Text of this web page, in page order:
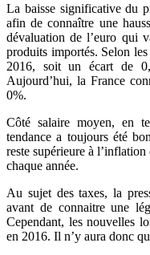
La baisse significative du
afin de connaître une
dévaluation de l’euro qui
produits importés. Selon
2016, soit un écart de
Aujourd’hui, la France
0%.
Côté salaire moyen, en
tendance a toujours été
reste supérieure à
chaque année.
Au sujet des taxes, la
avant de connaitre une
Cependant, les nouvelles
en 2016. Il n’y aura donc